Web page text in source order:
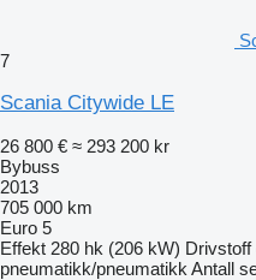
7
Scania Citywide LE
26 800 € ≈ 293 200 kr
Bybuss
2013
705 000 km
Euro 5
Effekt 280 hk (206 kW) Drivstoff
pneumatikk/pneumatikk Antall